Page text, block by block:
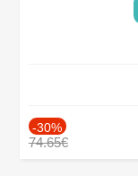
-30%
74.65€